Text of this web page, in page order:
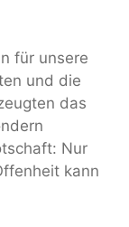
für unsere
und die
das
Nur
kann